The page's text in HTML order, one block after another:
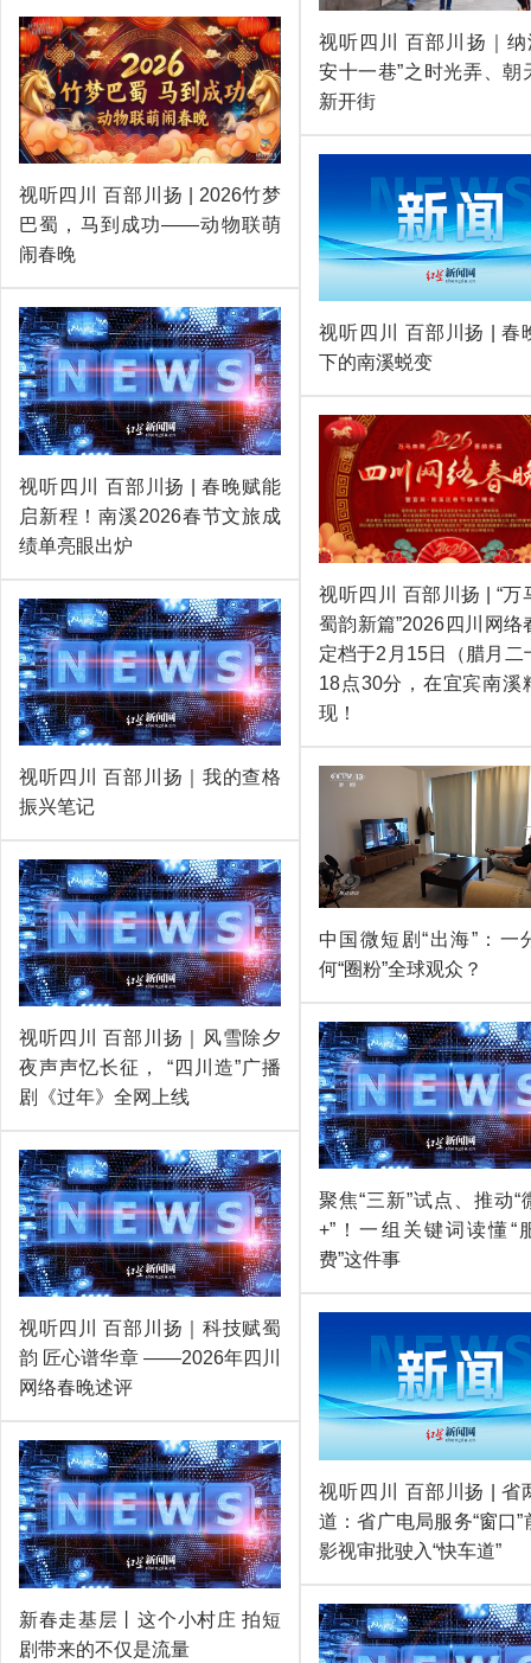
视听四川 百部川扬 | 2026竹梦
巴蜀，马到成功——动物联萌
闹春晚
视听四川 百部川扬 | 春晚赋能
启新程！南溪2026春节文旅成
绩单亮眼出炉
视听四川 百部川扬｜我的查格
振兴笔记
视听四川 百部川扬｜风雪除夕
夜声声忆长征， “四川造”广播
剧《过年》全网上线
视听四川 百部川扬｜科技赋蜀
韵 匠心谱华章 ——2026年四川
网络春晚述评
新春走基层丨这个小村庄 拍短
剧带来的不仅是流量
视听四川 百部川扬｜纳
安十一巷”之时光弄、朝
新开街
视听四川 百部川扬 | 春
下的南溪蜕变
视听四川 百部川扬 | “万
蜀韵新篇”2026四川网络
定档于2月15日（腊月二
18点30分，在宜宾南溪
现！
中国微短剧“出海”：一
何“圈粉”全球观众？
聚焦“三新”试点、推动“
+”！一组关键词读懂“
费”这件事
视听四川 百部川扬 | 省
道：省广电局服务“窗口”
影视审批驶入“快车道”